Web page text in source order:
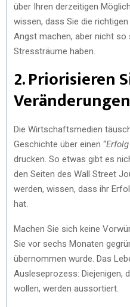
über Ihren derzeitigen
wissen, dass Sie die
Angst machen, aber nicht so
Stressträume haben.
2. Priorisieren
Veränderungen
Die Wirtschaftsmedien
Geschichte über einen “
drucken. So etwas gibt es
den Seiten des Wall Street
werden, wissen, dass ihr
hat.
Machen Sie sich keine
Sie vor sechs Monaten
übernommen wurde. Das
Ausleseprozess: Diejenigen,
wollen, werden aussortiert.